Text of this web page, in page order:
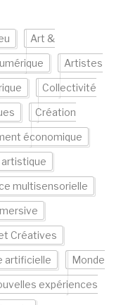
Art &
Artistes
Collectivité
Création
économique
artistique
multisensorielle
Créatives
artificielle Monde
expériences